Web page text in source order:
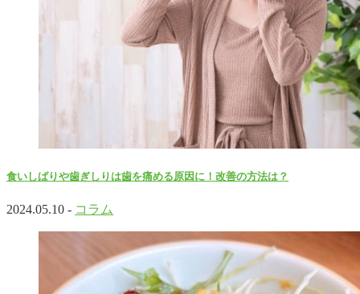
食いしばりや歯ぎしりは歯を痛める原因に！改善の方法は？
2024.05.10 - コラム